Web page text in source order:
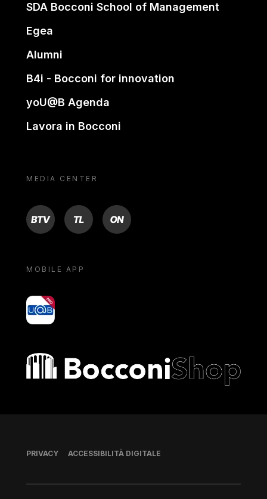
SDA Bocconi School of Management
Egea
Alumni
B4i - Bocconi for innovation
yoU@B Agenda
Lavora in Bocconi
MEDIA CENTER
BTV TL ON
MOBILE APP
yoU@B
Bocconi shop
Piè di pagina
PRIVACY ACCESSIBILITÀ DIGITALE